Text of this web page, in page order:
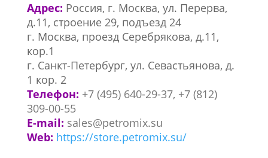
Адрес: Россия, г. Москва, ул. Перерва,
д.11, строение 29, подъезд 24
г. Москва, проезд Серебрякова, д.11,
кор.1
г. Санкт-Петербург, ул. Севастьянова, д.
1 кор. 2
Телефон: +7 (495) 640-29-37, +7 (812)
309-00-55
E-mail: sales@petromix.su
Web: https://store.petromix.su/